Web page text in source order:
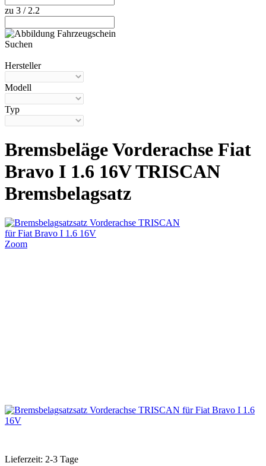
zu 3 / 2.2
Suchen
Hersteller
Modell
Typ
Bremsbeläge Vorderachse Fiat
Bravo I 1.6 16V TRISCAN
Bremsbelagsatz
Zoom
Lieferzeit: 2-3 Tage